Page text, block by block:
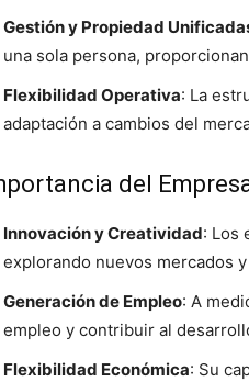
Gestión y Propiedad
una sola persona,
Flexibilidad Operativa: La
adaptación a cambios del
del
Innovación y Creatividad: Los
explorando nuevos mercados
Generación de Empleo: A
empleo y contribuir al
Flexibilidad Económica: Su